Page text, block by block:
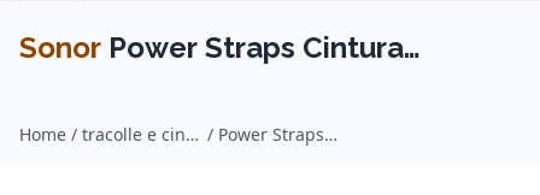
Sonor Power Straps Cintura
Home / tracolle e cinghie / Sonor / Power Straps Cintura Laterale PG SR 14 - Rullante